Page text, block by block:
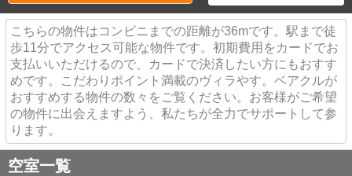
こちらの物件はコンビニまでの距離が36mです。駅まで徒
歩11分でアクセス可能な物件です。初期費用をカードでお
支払いいただけるので、カードで決済したい方にもおすす
めです。こだわりポイント満載のヴィラやす。ベアクルが
おすすめする物件の数々をご覧ください。お客様がご希望
の物件に出会えますよう、私たちが全力でサポートして参
ります。
空室一覧